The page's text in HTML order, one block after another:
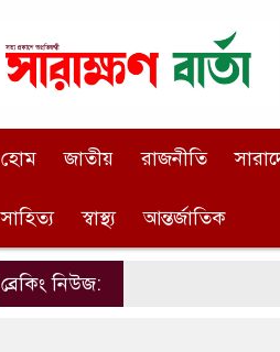
হোম জাতীয় রাজনীতি
সাহিত্য স্বাস্থ্য আন্তর্জাতিক
ব্রেকিং নিউজ: